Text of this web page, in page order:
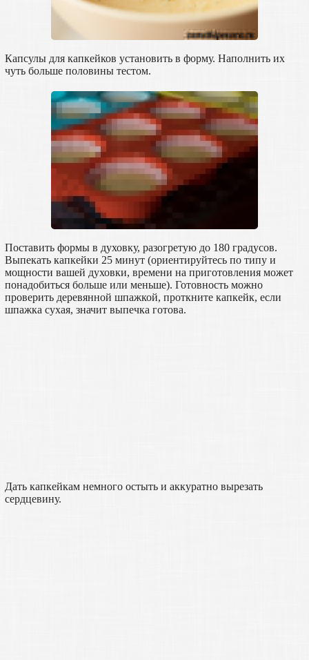
Капсулы для капкейков установить в форму. Наполнить их
чуть больше половины тестом.
Поставить формы в духовку, разогретую до 180 градусов.
Выпекать капкейки 25 минут (ориентируйтесь по типу и
мощности вашей духовки, времени на приготовления может
понадобиться больше или меньше). Готовность можно
проверить деревянной шпажкой, проткните капкейк, если
шпажка сухая, значит выпечка готова.
Дать капкейкам немного остыть и аккуратно вырезать
сердцевину.